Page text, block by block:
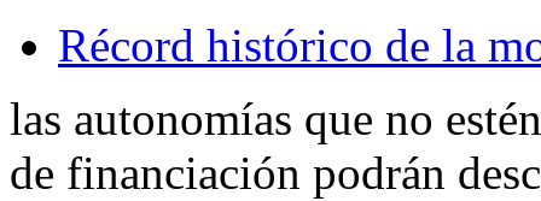
Récord histórico de la
las autonomías que no
de financiación podrán